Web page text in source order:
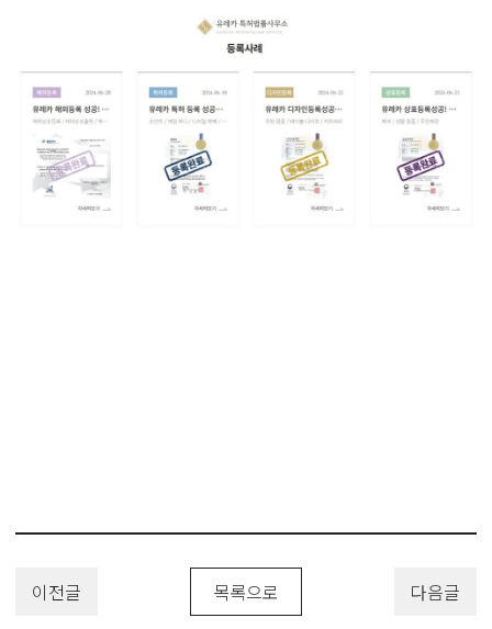
이전글 목록으로 다음글